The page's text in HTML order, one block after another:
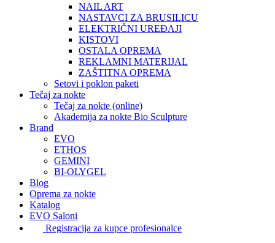
NAIL ART
NASTAVCI ZA BRUSILICU
ELEKTRIČNI UREĐAJI
KISTOVI
OSTALA OPREMA
REKLAMNI MATERIJAL
ZAŠTITNA OPREMA
Setovi i poklon paketi
Tečaj za nokte
Tečaj za nokte (online)
Akademija za nokte Bio Sculpture
Brand
EVO
ETHOS
GEMINI
BI-OLYGEL
Blog
Oprema za nokte
Katalog
EVO Saloni
Registracija za kupce profesionalce